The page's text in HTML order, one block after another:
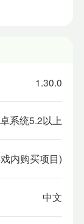
1.30.0
系统5.2以上
内购买项目)
中文